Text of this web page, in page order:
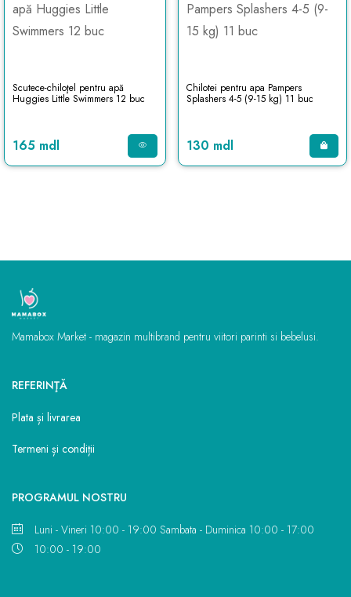
Scutece-chiloţel pentru apă
Huggies Little Swimmers 12 buc
165 mdl
Chilotei pentru apa Pampers
Splashers 4-5 (9-15 kg) 11 buc
130 mdl
Mamabox Market - magazin multibrand pentru viitori parinti si bebelusi.
REFERINŢĂ
Plata și livrarea
Termeni și condiții
PROGRAMUL NOSTRU
Luni - Vineri 10:00 - 19:00 Sambata - Duminica 10:00 - 17:00
10:00 - 19:00